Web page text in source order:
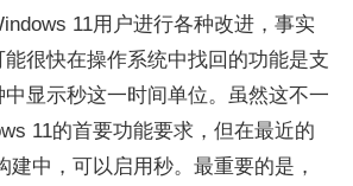
11用户进行各种改进，事实
很快在操作系统中找回的功能是支
显示秒这一时间单位。虽然这不一
11的首要功能要求，但在最近的
建中，可以启用秒。最重要的是，